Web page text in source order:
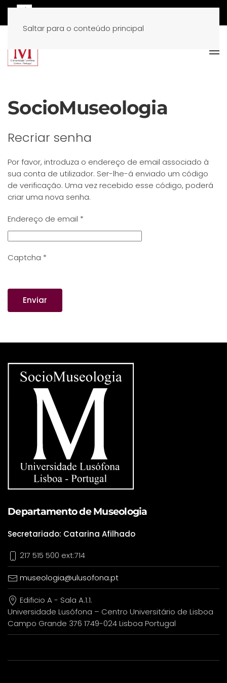
Saltar para o conteúdo principal
SocioMuseologia
Recriar senha
Por favor, introduza o endereço de email associado à
sua conta de utilizador. Ser-lhe-á enviado um código
de verificação. Uma vez recebido esse código, poderá
criar uma nova senha.
Endereço de email *
Captcha *
Enviar
Departamento de Museologia
Secretariado: Catarina Afilhado
217 515 500 ext:714
museologia@ulusofona.pt
Edificio A - Sala A.1.1.
Universidade Lusófona – Centro Universitário de Lisboa
Campo Grande 376 1749-024 Lisboa Portugal